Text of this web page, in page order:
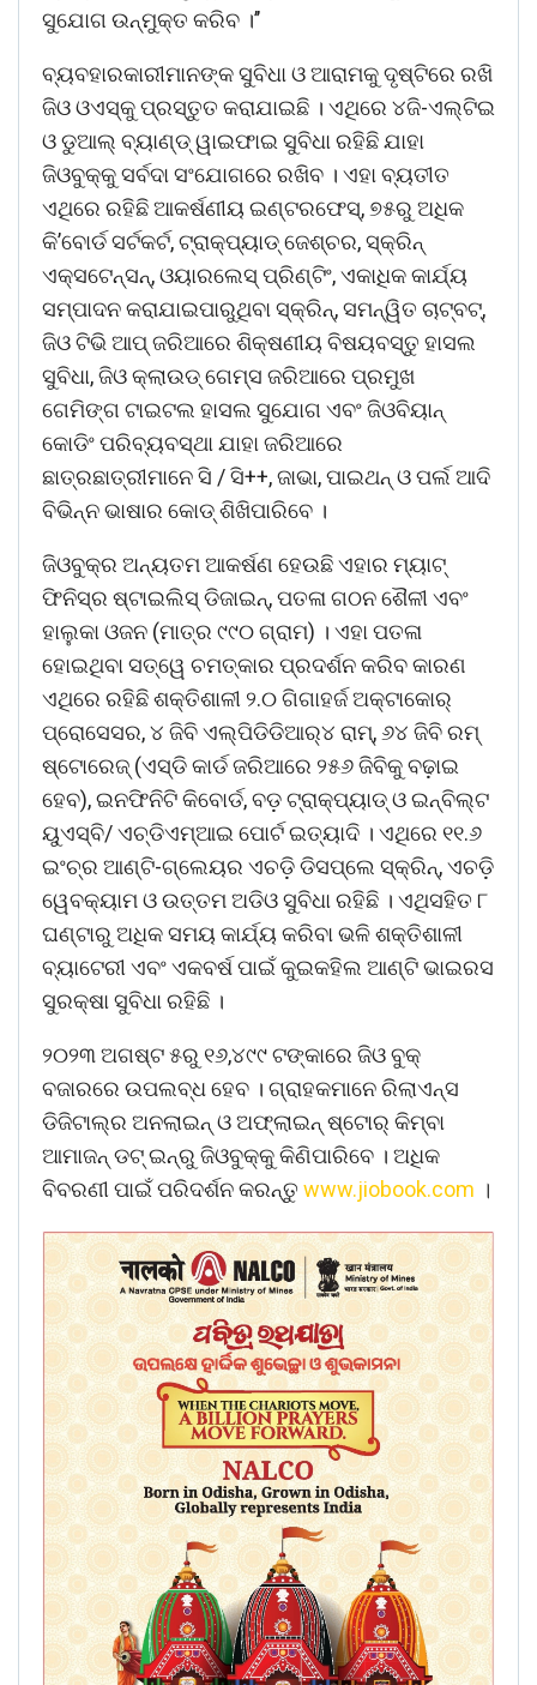
ସୁଯୋଗ ଉନ୍ମୁକ୍ତ କରିବ ।’’
ବ୍ୟବହାରକାରୀମାନଙ୍କ ସୁବିଧା ଓ ଆରାମକୁ ଦୃଷ୍ଟିରେ ରଖି
ଜିଓ ଓଏସ୍‌କୁ ପ୍ରସ୍ତୁତ କରାଯାଇଛି । ଏଥିରେ ୪ଜି-ଏଲ୍‌ଟିଇ
ଓ ଡୁଆଲ୍ ବ୍ୟାଣ୍ଡ୍ ୱାଇଫାଇ ସୁବିଧା ରହିଛି ଯାହା
ଜିଓବୁକ୍‌କୁ ସର୍ବଦା ସଂଯୋଗରେ ରଖିବ । ଏହା ବ୍ୟତୀତ
ଏଥିରେ ରହିଛି ଆକର୍ଷଣୀୟ ଇଣ୍ଟରଫେସ୍‌, ୭୫ରୁ ଅଧିକ
କି’ବୋର୍ଡ ସର୍ଟକର୍ଟ, ଟ୍ରାକ୍‌ପ୍ୟାଡ୍ ଜେଶ୍ଚର, ସ୍କ୍ରିନ୍
ଏକ୍ସଟେନ୍‌ସନ୍‌, ଓୟାରଲେସ୍ ପ୍ରିଣ୍ଟିଂ, ଏକାଧିକ କାର୍ଯ୍ୟ
ସମ୍ପାଦନ କରାଯାଇପାରୁଥିବା ସ୍କ୍ରିନ୍‌, ସମନ୍ୱିତ ଚାଟ୍‌ବଟ୍‌,
ଜିଓ ଟିଭି ଆପ୍ ଜରିଆରେ ଶିକ୍ଷଣୀୟ ବିଷୟବସ୍ତୁ ହାସଲ
ସୁବିଧା, ଜିଓ କ୍ଲାଉଡ୍ ଗେମ୍‌ସ ଜରିଆରେ ପ୍ରମୁଖ
ଗେମିଙ୍ଗ ଟାଇଟଲ ହାସଲ ସୁଯୋଗ ଏବଂ ଜିଓବିୟାନ୍
କୋଡିଂ ପରିବ୍ୟବସ୍ଥା ଯାହା ଜରିଆରେ
ଛାତ୍ରଛାତ୍ରୀମାନେ ସି / ସି++, ଜାଭା, ପାଇଥନ୍ ଓ ପର୍ଲ ଆଦି
ବିଭିନ୍ନ ଭାଷାର କୋଡ୍ ଶିଖିପାରିବେ ।
ଜିଓବୁକ୍‌ର ଅନ୍ୟତମ ଆକର୍ଷଣ ହେଉଛି ଏହାର ମ୍ୟାଟ୍
ଫିନିସ୍‌ର ଷ୍ଟାଇଲିସ୍ ଡିଜାଇନ୍‌, ପତଳା ଗଠନ ଶୈଳୀ ଏବଂ
ହାଲୁକା ଓଜନ (ମାତ୍ର ୯୯୦ ଗ୍ରାମ) । ଏହା ପତଳା
ହୋଇଥିବା ସତ୍ୱେ ଚମତ୍କାର ପ୍ରଦର୍ଶନ କରିବ କାରଣ
ଏଥିରେ ରହିଛି ଶକ୍ତିଶାଳୀ ୨.୦ ଗିଗାହର୍ଜ ଅକ୍ଟାକୋର୍
ପ୍ରୋସେସର, ୪ ଜିବି ଏଲ୍‌ପିଡିଡିଆର୍୪ ରାମ୍‌, ୬୪ ଜିବି ରମ୍
ଷ୍ଟୋରେଜ୍ (ଏସ୍‌ଡି କାର୍ଡ ଜରିଆରେ ୨୫୬ ଜିବିକୁ ବଢ଼ାଇ
ହେବ), ଇନଫିନିଟି କିବୋର୍ଡ, ବଡ଼ ଟ୍ରାକ୍‌ପ୍ୟାଡ୍ ଓ ଇନ୍‌ବିଲ୍‌ଟ
ୟୁଏସ୍‌ବି/ ଏଚ୍‌ଡିଏମ୍‌ଆଇ ପୋର୍ଟ ଇତ୍ୟାଦି । ଏଥିରେ ୧୧.୬
ଇଂଚ୍‌ର ଆଣ୍ଟି-ଗ୍ଲେୟର ଏଚଡ଼ି ଡିସପ୍ଲେ ସ୍କ୍ରିନ୍‌, ଏଚଡ଼ି
ୱେବକ୍ୟାମ ଓ ଉତ୍ତମ ଅଡିଓ ସୁବିଧା ରହିଛି । ଏଥିସହିତ ୮
ଘଣ୍ଟାରୁ ଅଧିକ ସମୟ କାର୍ଯ୍ୟ କରିବା ଭଳି ଶକ୍ତିଶାଳୀ
ବ୍ୟାଟେରୀ ଏବଂ ଏକବର୍ଷ ପାଇଁ କୁଇକହିଲ ଆଣ୍ଟି ଭାଇରସ
ସୁରକ୍ଷା ସୁବିଧା ରହିଛି ।
୨୦୨୩ ଅଗଷ୍ଟ ୫ରୁ ୧୬,୪୯୯ ଟଙ୍କାରେ ଜିଓ ବୁକ୍
ବଜାରରେ ଉପଲବ୍ଧ ହେବ । ଗ୍ରାହକମାନେ ରିଲାଏନ୍ସ
ଡିଜିଟାଲ୍‌ର ଅନଲାଇନ୍ ଓ ଅଫ୍‌ଲାଇନ୍ ଷ୍ଟୋର୍ କିମ୍ବା
ଆମାଜନ୍ ଡଟ୍ ଇନ୍‌ରୁ ଜିଓବୁକ୍‌କୁ କିଣିପାରିବେ । ଅଧିକ
ବିବରଣୀ ପାଇଁ ପରିଦର୍ଶନ କରନ୍ତୁ www.jiobook.com ।